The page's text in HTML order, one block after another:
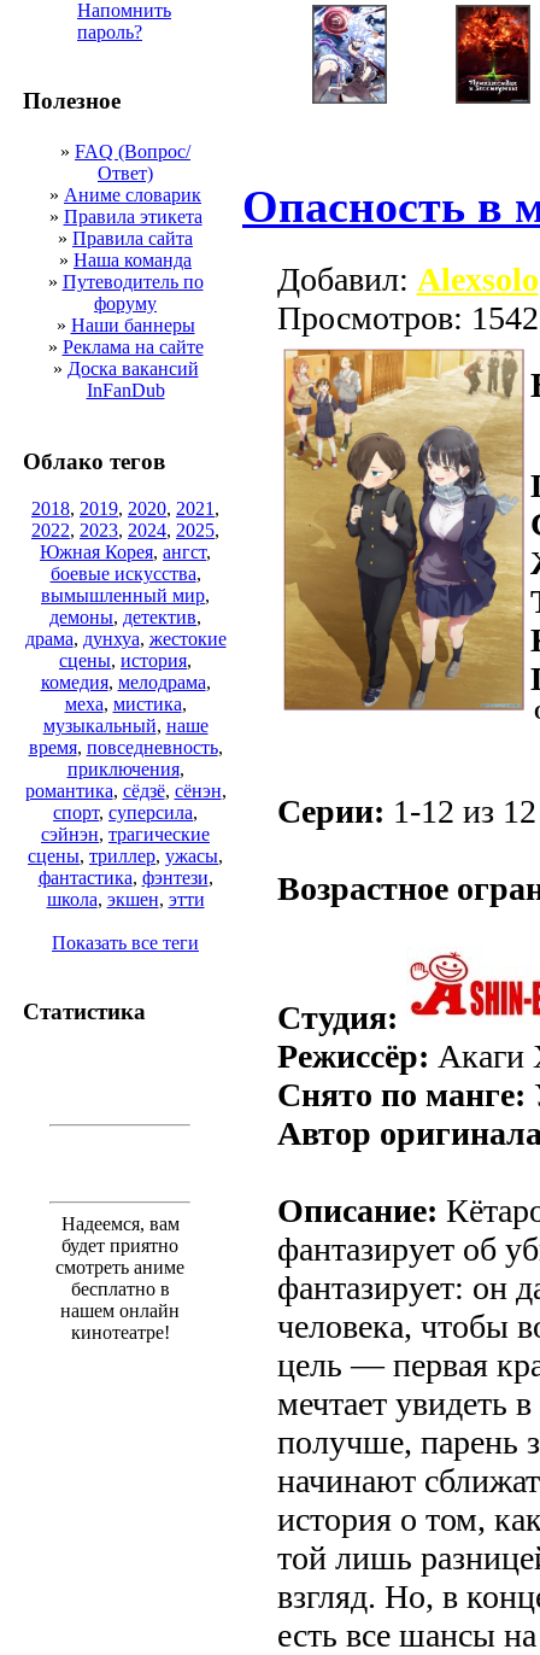
Напомнить
пароль?
Полезное
» FAQ (Вопрос/
Ответ)
» Аниме словарик
» Правила этикета
» Правила сайта
» Наша команда
» Путеводитель по
форуму
» Наши баннеры
» Реклама на сайте
» Доска вакансий
InFanDub
Облако тегов
2018, 2019, 2020, 2021 ,
2022, 2023, 2024, 2025,
Южная Корея, ангст,
боевые искусства,
вымышленный мир,
демоны, детектив,
драма, дунхуа, жестокие
сцены, история,
комедия, мелодрама,
меха, мистика,
музыкальный, наше
время, повседневность,
приключения,
романтика, сёдзё, сёнэн,
спорт, суперсила,
сэйнэн, трагические
сцены, триллер, ужасы,
фантастика, фэнтези,
школа, экшен, этти
Показать все теги
Статистика
Надеемся, вам
будет приятно
смотреть аниме
бесплатно в
нашем онлайн
кинотеатре!
Опасность в
Добавил: Alexsolo
Просмотров:
Серии: 1-12 из
Возрастное
Студия:
Режиссёр: Акаги
Снято по манге:
Автор
Описание:
фантазирует об
фантазирует: он
человека, чтобы
цель — первая
мечтает увидеть
получше, парень
начинают
история о том,
той лишь
взгляд. Но, в
есть все шансы